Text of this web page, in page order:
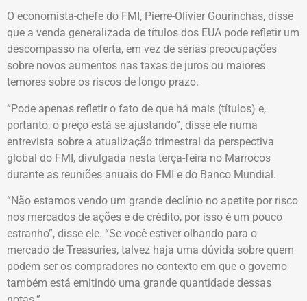
O economista-chefe do FMI, Pierre-Olivier Gourinchas, disse
que a venda generalizada de títulos dos EUA pode refletir um
descompasso na oferta, em vez de sérias preocupações
sobre novos aumentos nas taxas de juros ou maiores
temores sobre os riscos de longo prazo.
“Pode apenas refletir o fato de que há mais (títulos) e,
portanto, o preço está se ajustando”, disse ele numa
entrevista sobre a atualização trimestral da perspectiva
global do FMI, divulgada nesta terça-feira no Marrocos
durante as reuniões anuais do FMI e do Banco Mundial.
“Não estamos vendo um grande declínio no apetite por risco
nos mercados de ações e de crédito, por isso é um pouco
estranho”, disse ele. “Se você estiver olhando para o
mercado de Treasuries, talvez haja uma dúvida sobre quem
podem ser os compradores no contexto em que o governo
também está emitindo uma grande quantidade dessas